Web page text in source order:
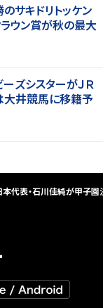
サキドリトッケン
ウン賞が秋の最大
ズシスターがＪＲ
井競馬に移籍予
本代表・石川佳純が甲子